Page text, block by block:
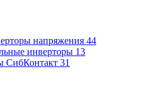
напряжения 44
инверторы 13
СибКонтакт 31